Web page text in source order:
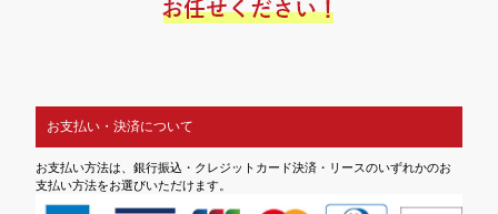
お支払い・決済について
お支払い方法は、銀行振込・クレジットカード決済・リースのいずれかのお
支払い方法をお選びいただけます。